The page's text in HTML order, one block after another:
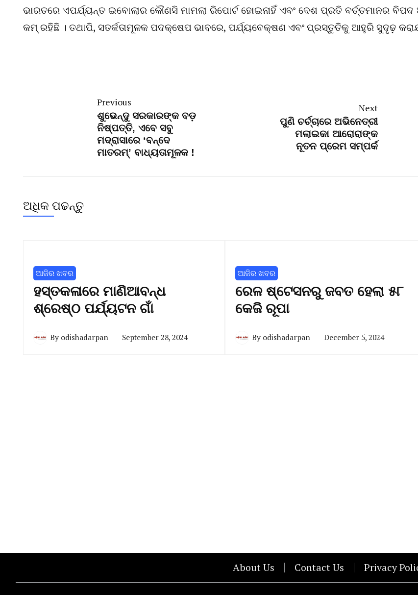
ଭାରତରେ ଏପର୍ଯ୍ୟନ୍ତ ଇବୋଲାର କୌଣସି ମାମଲା ରିପୋର୍ଟ ହୋଇନାହିଁ ଏବଂ ଦେଶ ପ୍ରତି ବର୍ତ୍ତମାନର
କମ୍ ରହିଛି । ତଥାପି, ସତର୍କତାମୂଳକ ପଦକ୍ଷେପ ଭାବରେ, ପର୍ଯ୍ୟବେକ୍ଷଣ ଏବଂ ପ୍ରସ୍ତୁତିକୁ ଆହୁରି ସୁଦୃଢ଼
Previous
ଶୁଭେନ୍ଦୁ ସରକାରଙ୍କ ବଡ଼
ନିଷ୍ପତ୍ତି, ଏବେ ସବୁ
ମଦ୍ରାସାରେ ‘ବନ୍ଦେ
ମାତରମ୍’ ବାଧ୍ୟତାମୂଳକ !
Next
ପୁଣି ଚର୍ଚ୍ଚାରେ ଅଭିନେତ୍ରୀ
ମଲାଇକା ଆରୋରାଙ୍କ
ନୂତନ ପ୍ରେମ ସମ୍ପର୍କ
ଅଧିକ ପଢନ୍ତୁ
ଆଜିର ଖବର
ହସ୍ତକଳାରେ ମାଣିଆବନ୍ଧ
ଶ୍ରେଷ୍ଠ ପର୍ଯ୍ୟଟନ ଗାଁ
By odishadarpan September 28, 2024
ଆଜିର ଖବର
ରେଳ ଷ୍ଟେସନରୁ ଜବତ ହେଲା ୫୮
କେଜି ରୂପା
By odishadarpan December 5, 2024
About Us Contact Us Privacy